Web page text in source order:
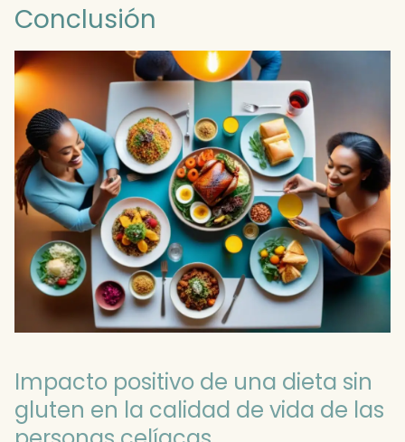
Conclusión
Impacto positivo de una dieta sin
gluten en la calidad de vida de las